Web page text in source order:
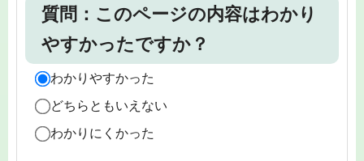
質問：このページの内容はわかり
やすかったですか？
わかりやすかった
どちらともいえない
わかりにくかった